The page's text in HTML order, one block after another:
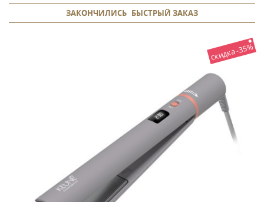
ЗАКОНЧИЛИСЬ БЫСТРЫЙ ЗАКАЗ
скидка -35%